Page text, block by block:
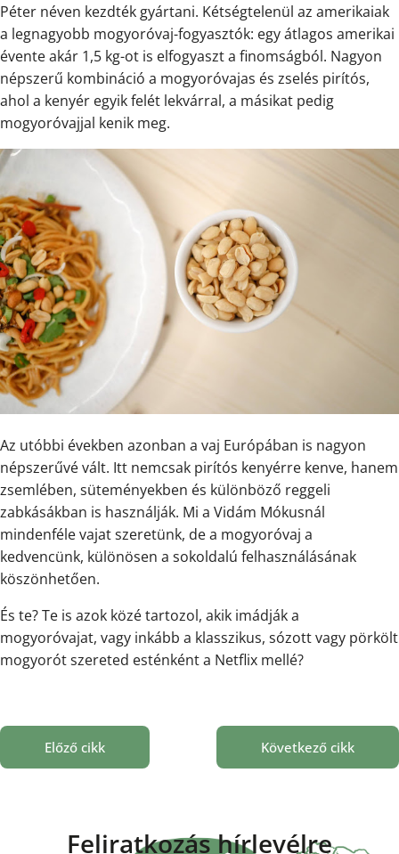
Péter néven kezdték gyártani. Kétségtelenül az amerikaiak
a legnagyobb mogyoróvaj-fogyasztók: egy átlagos amerikai
évente akár 1,5 kg-ot is elfogyaszt a finomságból. Nagyon
népszerű kombináció a mogyoróvajas és zselés pirítós,
ahol a kenyér egyik felét lekvárral, a másikat pedig
mogyoróvajjal kenik meg.
Az utóbbi években azonban a vaj Európában is nagyon
népszerűvé vált. Itt nemcsak pirítós kenyérre kenve, hanem
zsemlében, süteményekben és különböző reggeli
zabkásákban is használják. Mi a Vidám Mókusnál
mindenféle vajat szeretünk, de a mogyoróvaj a
kedvencünk, különösen a sokoldalú felhasználásának
köszönhetően.
És te? Te is azok közé tartozol, akik imádják a
mogyoróvajat, vagy inkább a klasszikus, sózott vagy pörkölt
mogyorót szereted esténként a Netflix mellé?
Előző cikk Következő cikk
Feliratkozás hírlevélre